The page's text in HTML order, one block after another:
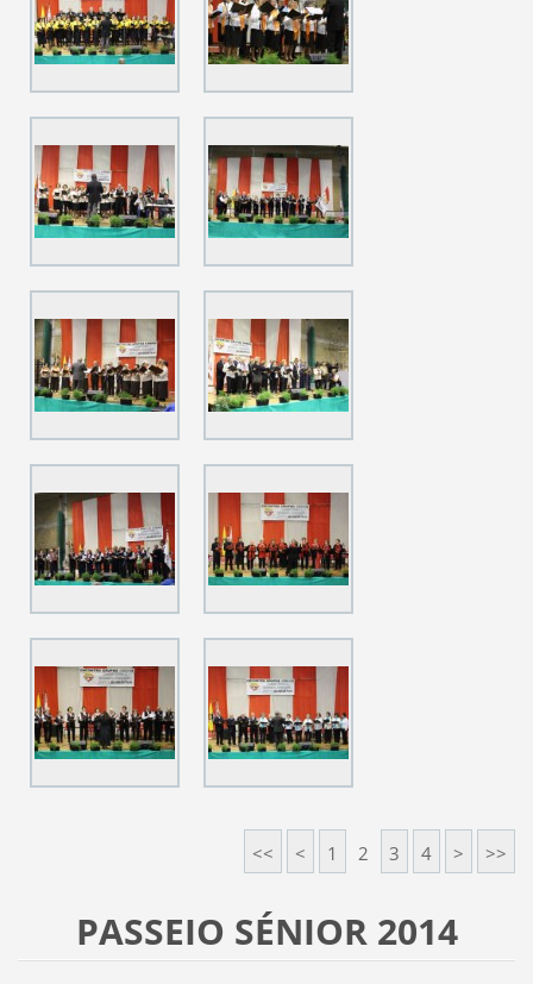
<< < 1 2 3 4 > >>
PASSEIO SÉNIOR 2014